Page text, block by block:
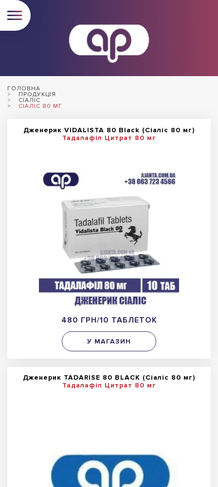
ГОЛОВНА
ПРОДУКЦІЯ
СІАЛІС
СІАЛІС 80 МГ
Дженерик VIDALISTA 80 Black (Сіаліс 80 мг)
Тадалафіл Цитрат 80 мг
480 ГРН/10 ТАБЛЕТОК
У МАГАЗИН
Дженерик TADARISE 80 BLACK (Сіаліс 80 мг)
Тадалафіл Цитрат 80 мг